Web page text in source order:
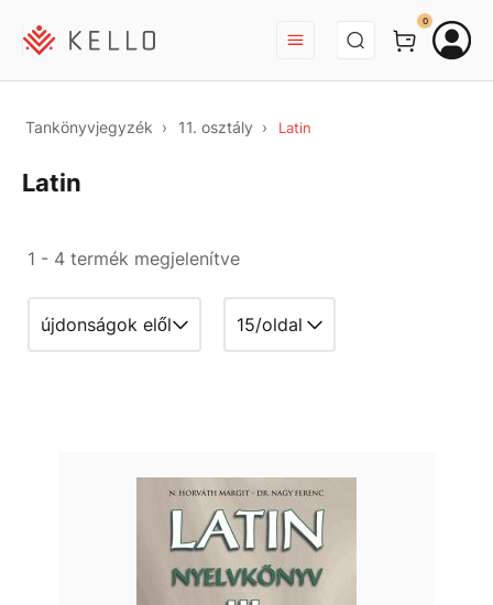
BEJELENTKEZÉS
0
Tankönyvjegyzék 11. osztály Latin
Latin
1 - 4 termék megjelenítve